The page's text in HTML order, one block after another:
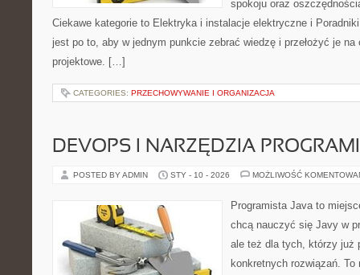
spokoju oraz
Ciekawe kategorie to Elektryka i instalacje elektryczne i
jest po to, aby w jednym punkcie zebrać wiedzę i przełożyć je
projektowe. […]
CATEGORIES: PRZECHOWYWANIE I ORGANIZACJA
DEVOPS I NARZĘDZIA
POSTED BY ADMIN STY - 10 - 2026 MOŻLIWOŚĆ
Programista Java to
chcą nauczyć się Javy w
ale też dla tych, którzy już
konkretnych rozwiązań. To